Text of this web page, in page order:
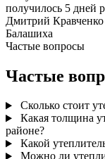
получилось 5 дней
Дмитрий Кравченко
Балашиха
Частые вопросы
Частые
Сколько стоит
Какая толщина
районе?
Какой
Можно ли